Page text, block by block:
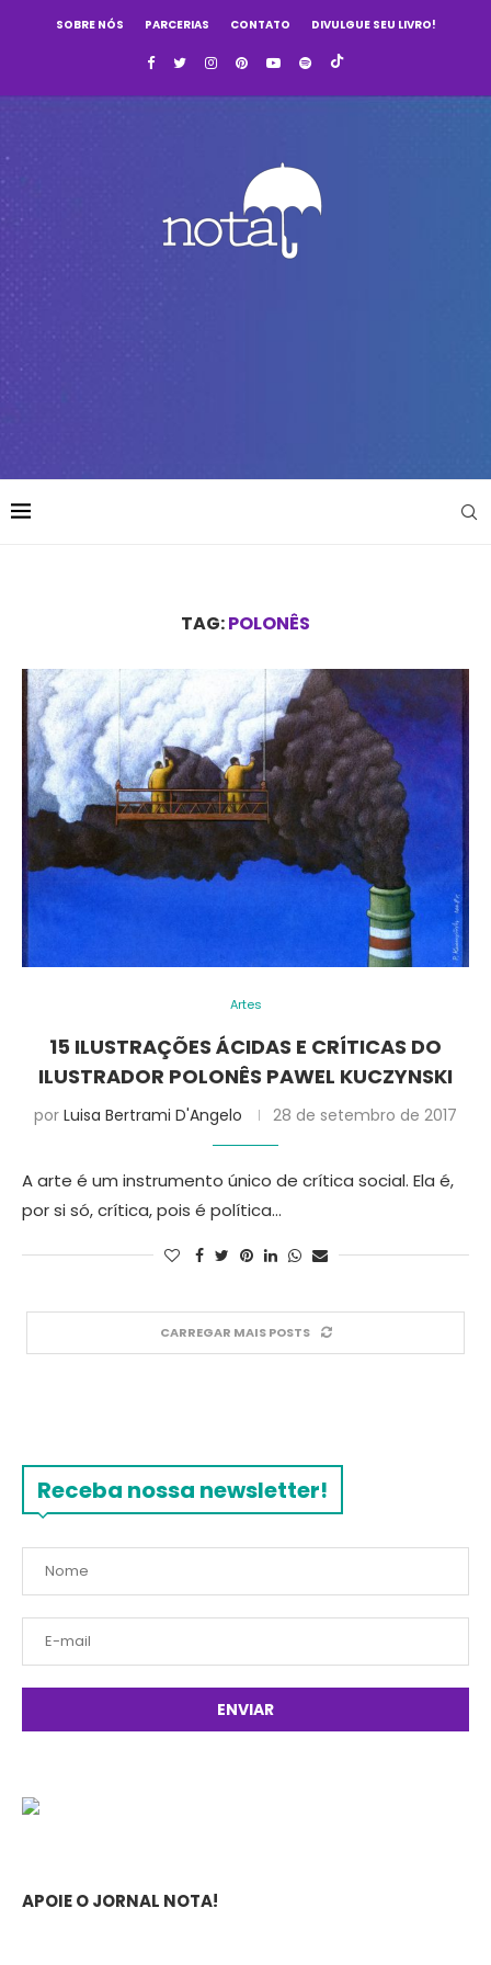
SOBRE NÓS PARCERIAS CONTATO DIVULGUE SEU LIVRO!
TAG:POLONÊS
Artes
15 ILUSTRAÇÕES ÁCIDAS E CRÍTICAS DO
ILUSTRADOR POLONÊS PAWEL KUCZYNSKI
por Luisa Bertrami D'Angelo 28 de setembro de 2017
A arte é um instrumento único de crítica social. Ela é,
por si só, crítica, pois é política…
CARREGAR MAIS POSTS
Receba nossa newsletter!
APOIE O JORNAL NOTA!